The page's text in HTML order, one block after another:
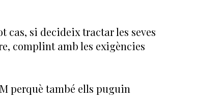
cas, si decideix tractar les seves
complint amb les exigències
perquè també ells puguin